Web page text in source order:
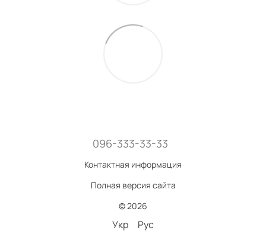
096-333-33-33
Контактная информация
Полная версия сайта
© 2026
Укр Рус